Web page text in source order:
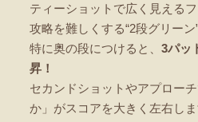
ティーショットで広く見える
攻略を難しくする“2段グリーン
特に奥の段につけると、3パッ
昇！
セカンドショットやアプロー
か」がスコアを大きく左右しま